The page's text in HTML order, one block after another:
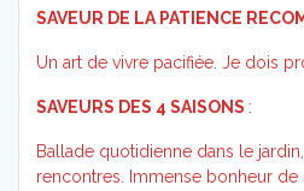
SAVEUR DE LA PATIENCE
Un art de vivre pacifiée. Je dois
SAVEURS DES 4 SAISONS :
Ballade quotidienne dans le
rencontres. Immense bonheur de